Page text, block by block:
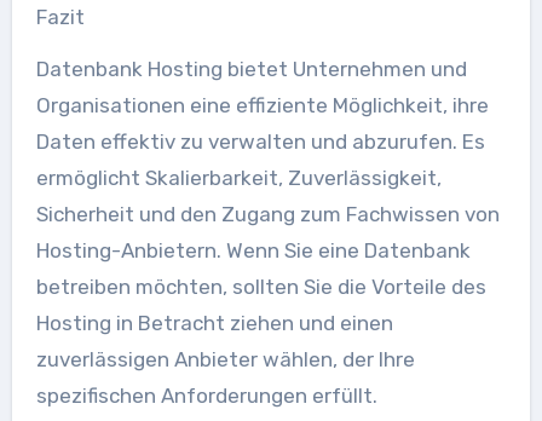
Fazit
Datenbank Hosting bietet Unternehmen und
Organisationen eine effiziente Möglichkeit, ihre
Daten effektiv zu verwalten und abzurufen. Es
ermöglicht Skalierbarkeit, Zuverlässigkeit,
Sicherheit und den Zugang zum Fachwissen von
Hosting-Anbietern. Wenn Sie eine Datenbank
betreiben möchten, sollten Sie die Vorteile des
Hosting in Betracht ziehen und einen
zuverlässigen Anbieter wählen, der Ihre
spezifischen Anforderungen erfüllt.